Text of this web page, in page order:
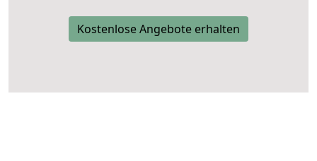
Kostenlose Angebote erhalten